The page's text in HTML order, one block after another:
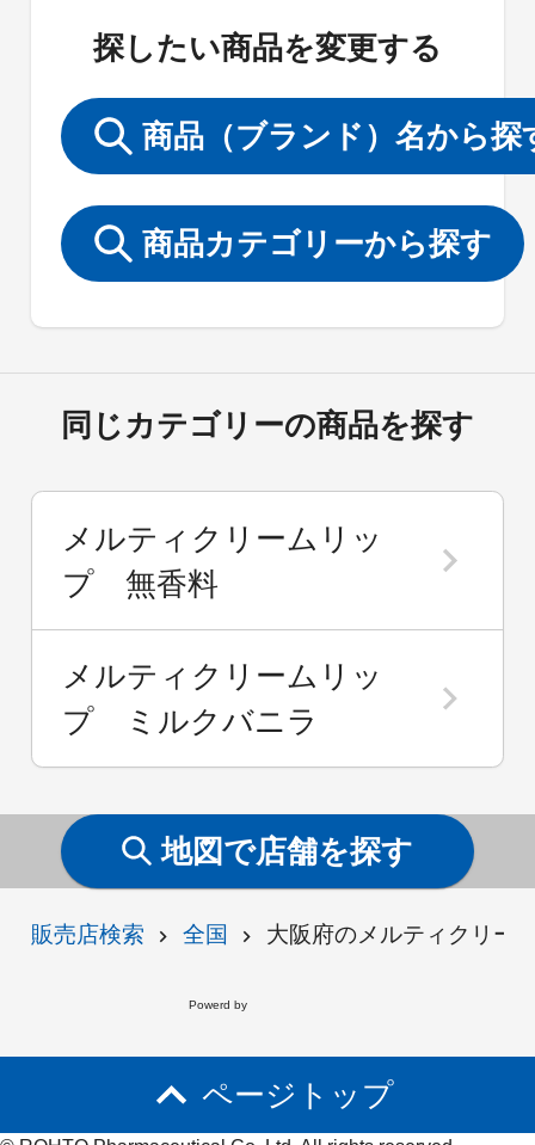
販売店検索 全国 大阪府のメルティクリー
探したい商品を変更する
商品（ブランド）名から探
商品カテゴリーから探す
同じカテゴリーの商品を探す
メルティクリームリッ
プ 無香料
メルティクリームリッ
プ ミルクバニラ
地図で店舗を探す
Powerd by
ページトップ